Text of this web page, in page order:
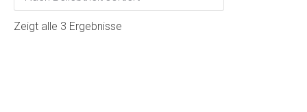
Zeigt alle 3 Ergebnisse